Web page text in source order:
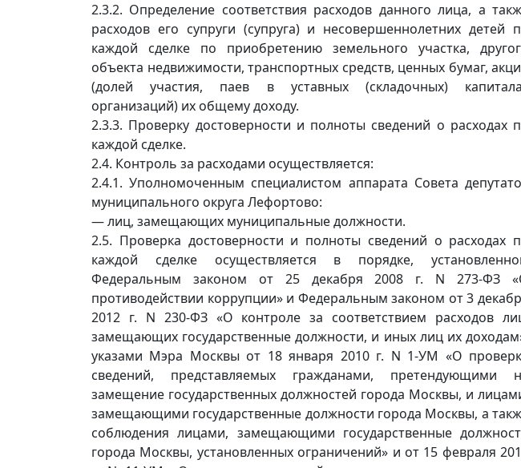
2.3.2. Определение соответствия расходов данного лица, а
расходов его супруги (супруга) и несовершеннолетних детей
каждой сделке по приобретению земельного участка,
объекта недвижимости, транспортных средств, ценных бумаг,
(долей участия, паев в уставных (складочных)
организаций) их общему доходу.
2.3.3. Проверку достоверности и полноты сведений о расходах
каждой сделке.
2.4. Контроль за расходами осуществляется:
2.4.1. Уполномоченным специалистом аппарата Совета
муниципального округа Лефортово:
— лиц, замещающих муниципальные должности.
2.5. Проверка достоверности и полноты сведений о расходах
каждой сделке осуществляется в порядке,
Федеральным законом от 25 декабря 2008 г. N 273-ФЗ
противодействии коррупции» и Федеральным законом от 3
2012 г. N 230-ФЗ «О контроле за соответствием расходов
замещающих государственные должности, и иных лиц их
указами Мэра Москвы от 18 января 2010 г. N 1-УМ «О
сведений, представляемых гражданами, претендующими
замещение государственных должностей города Москвы, и
замещающими государственные должности города Москвы, а
соблюдения лицами, замещающими государственные
города Москвы, установленных ограничений» и от 15 февраля